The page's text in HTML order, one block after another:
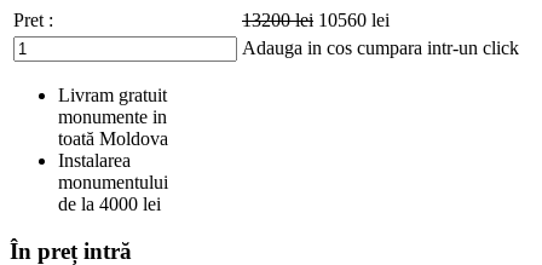
Pret : 13200lei 10560 lei
Adauga in cos cumpara intr-un click
Livram gratuit
monumente in
toată Moldova
Instalarea
monumentului
de la 4000 lei
În preț intră